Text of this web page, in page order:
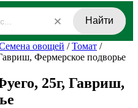
Найти
овощей /Томат /
Фермерское подворье
25г, Гавриш,